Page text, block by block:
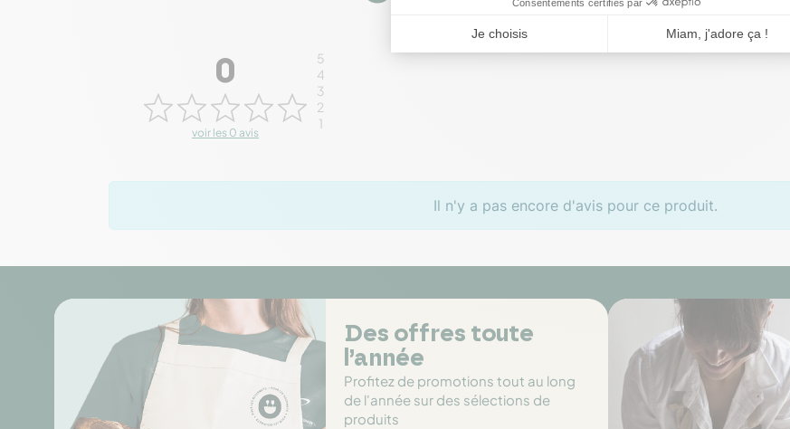
0
voir les 0 avis
5
4
3
2
1
Il n'y a pas encore d'avis pour ce produit.
Des offres toute
l’année
Profitez de promotions tout au long
de l'année sur des sélections de
produits